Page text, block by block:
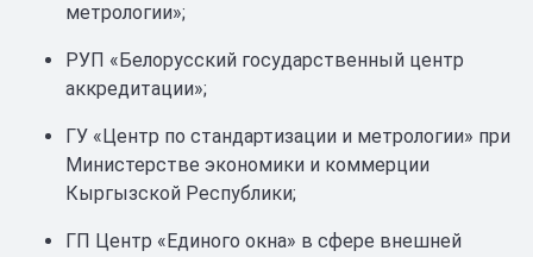
метрологии»;
РУП «Белорусский государственный центр
аккредитации»;
ГУ «Центр по стандартизации и метрологии» при
Министерстве экономики и коммерции
Кыргызской Республики;
ГП Центр «Единого окна» в сфере внешней